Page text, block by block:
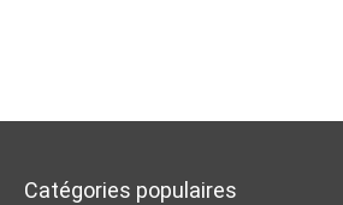
Catégories populaires